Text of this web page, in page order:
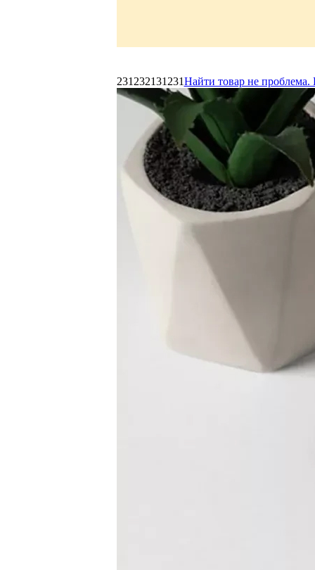
231232131231Найти товар не проблема.